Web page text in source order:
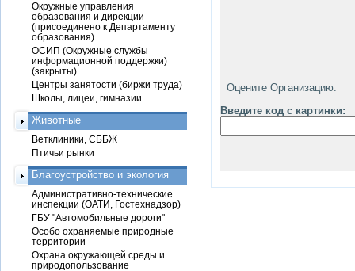
Оцените Организацию:
Введите код с картинки:
Окружные управления
образования и дирекции
(присоединено к Департаменту
образования)
ОСИП (Окружные службы
информационной поддержки)
(закрыты)
Центры занятости (биржи труда)
Школы, лицеи, гимназии
Животные
Ветклиники, СББЖ
Птичьи рынки
Благоустройство и экология
Административно-технические
инспекции (ОАТИ, Гостехнадзор)
ГБУ "Автомобильные дороги"
Особо охраняемые природные
территории
Охрана окружающей среды и
природопользование